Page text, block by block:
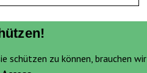
schützen zu können, brauchen wir